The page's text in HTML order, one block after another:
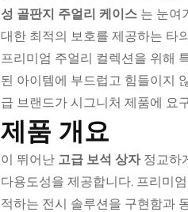
성 골판지 주얼리 케이스 는 눈여
대한 최적의 보호를 제공하는 타
프리미엄 주얼리 컬렉션을 위해
된 아이템에 부드럽고 힘들이지
급 브랜드가 시그니처 제품에 요
제품 개요
이 뛰어난 고급 보석 상자 정교하
다용도성을 제공합니다. 프리미엄
적하는 전시 솔루션을 구현함과